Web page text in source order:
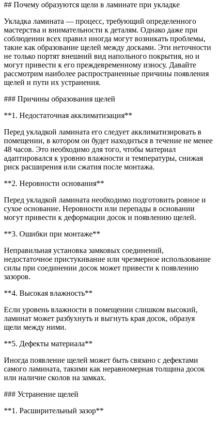
в
при
## Почему образуются щели в ламинате при укладке
Укладка ламината — процесс, требующий определенного
мастерства и внимательности к деталям. Однако даже при
соблюдении всех правил иногда могут возникать проблемы,
такие как образование щелей между досками. Эти неточности
не только портят внешний вид напольного покрытия, но и
могут привести к его преждевременному износу. Давайте
рассмотрим наиболее распространенные причины появления
щелей и пути их устранения.
### Причины образования щелей
**1. Недостаточная акклиматизация**
Перед укладкой ламината его следует акклиматизировать в
помещении, в котором он будет находиться в течение не менее
48 часов. Это необходимо для того, чтобы материал
адаптировался к уровню влажности и температуры, снижая
риск расширения или сжатия после монтажа.
**2. Неровности основания**
Перед укладкой ламината необходимо подготовить ровное и
сухое основание. Неровности или перепады в основании
могут привести к деформации досок и появлению щелей.
**3. Ошибки при монтаже**
Неправильная установка замковых соединений,
недостаточное пристукивание или чрезмерное использование
силы при соединении досок может привести к появлению
зазоров.
**4. Высокая влажность**
Если уровень влажности в помещении слишком высокий,
ламинат может разбухнуть и выгнуть края досок, образуя
щели между ними.
**5. Дефекты материала**
Иногда появление щелей может быть связано с дефектами
самого ламината, такими как неравномерная толщина досок
или наличие сколов на замках.
### Устранение щелей
**1. Расширительный зазор**